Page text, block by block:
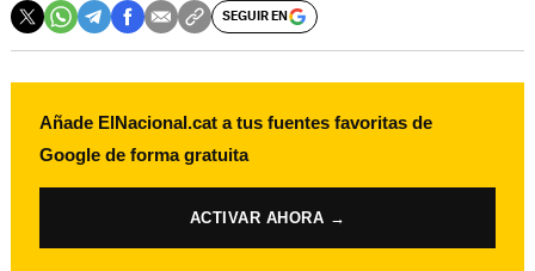
SEGUIR EN
Añade ElNacional.cat a tus fuentes favoritas de
Google de forma gratuita
ACTIVAR AHORA →